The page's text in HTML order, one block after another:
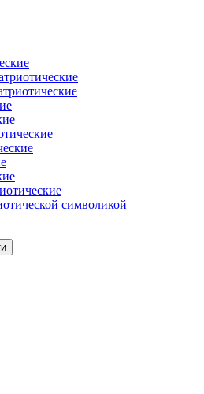
символикой